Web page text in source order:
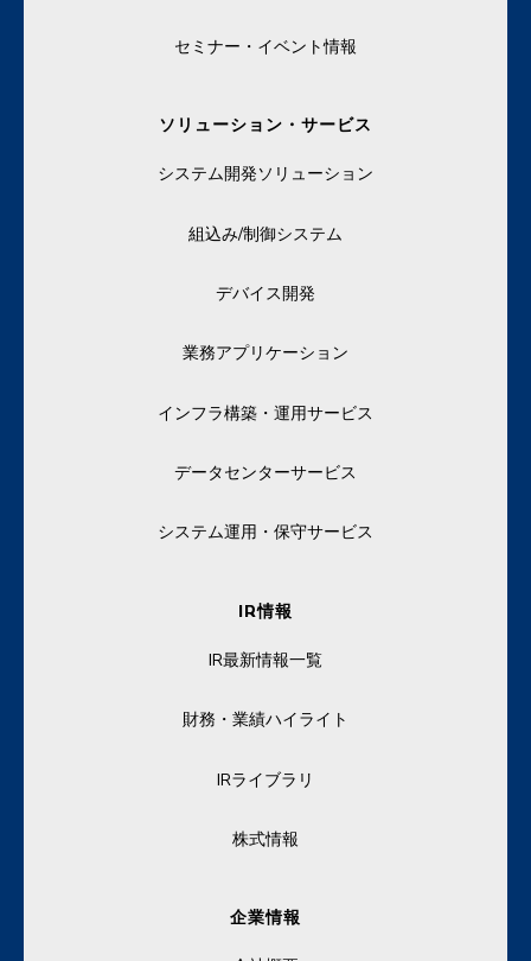
セミナー・イベント情報
ソリューション・サービス
システム開発ソリューション
組込み/制御システム
デバイス開発
業務アプリケーション
インフラ構築・運用サービス
データセンターサービス
システム運用・保守サービス
IR情報
IR最新情報一覧
財務・業績ハイライト
IRライブラリ
株式情報
企業情報